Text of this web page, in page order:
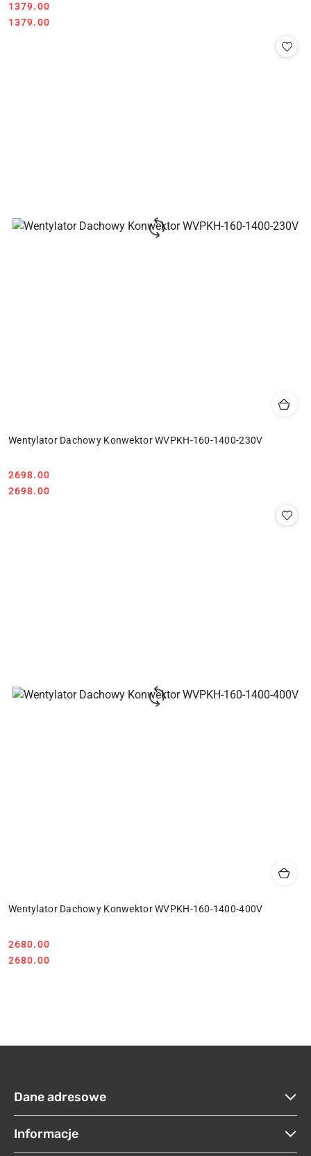
Cena:
1379.00
Cena:
1379.00
Wentylator Dachowy Konwektor WVPKH-160-1400-230V
Cena:
2698.00
Cena:
2698.00
Wentylator Dachowy Konwektor WVPKH-160-1400-400V
Cena:
2680.00
Cena:
2680.00
Dane adresowe
Informacje